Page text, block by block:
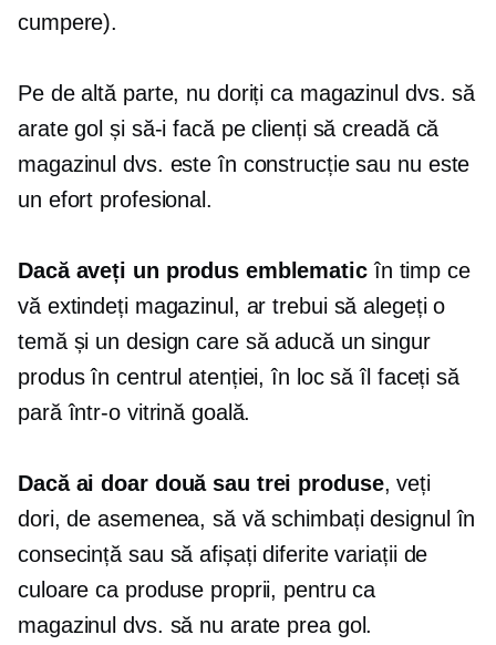
cumpere).
Pe de altă parte, nu doriți ca magazinul dvs. să
arate gol și să-i facă pe clienți să creadă că
magazinul dvs. este în construcție sau nu este
un efort profesional.
Dacă aveți un produs emblematicîn timp ce
vă extindeți magazinul, ar trebui să alegeți o
temă și un design care să aducă un singur
produs în centrul atenției, în loc să îl faceți să
pară într-o vitrină goală.
Dacă ai doar două sau trei produse, veți
dori, de asemenea, să vă schimbați designul în
consecință sau să afișați diferite variații de
culoare ca produse proprii, pentru ca
magazinul dvs. să nu arate prea gol.